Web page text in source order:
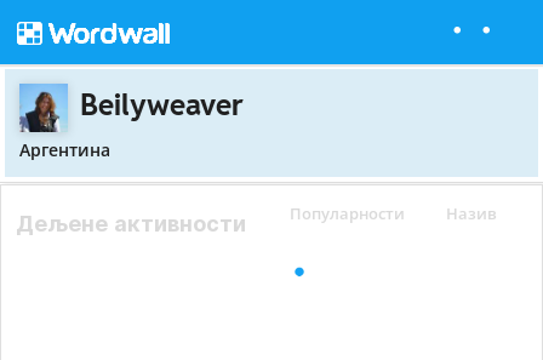
Beilyweaver
Аргентина
Популарности Назив
Дељене активности